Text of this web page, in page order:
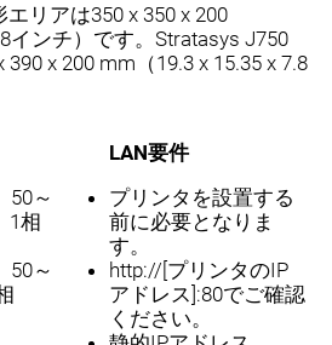
リアは350 x 350 x 200
インチ）です。Stratasys J750
x 200 mm（19.3 x 15.35 x 7.8
50～
1相
50～
LAN要件
プリンタを設置する
前に必要となりま
す。
http://[プリンタのIP
アドレス]:80でご確認
ください。